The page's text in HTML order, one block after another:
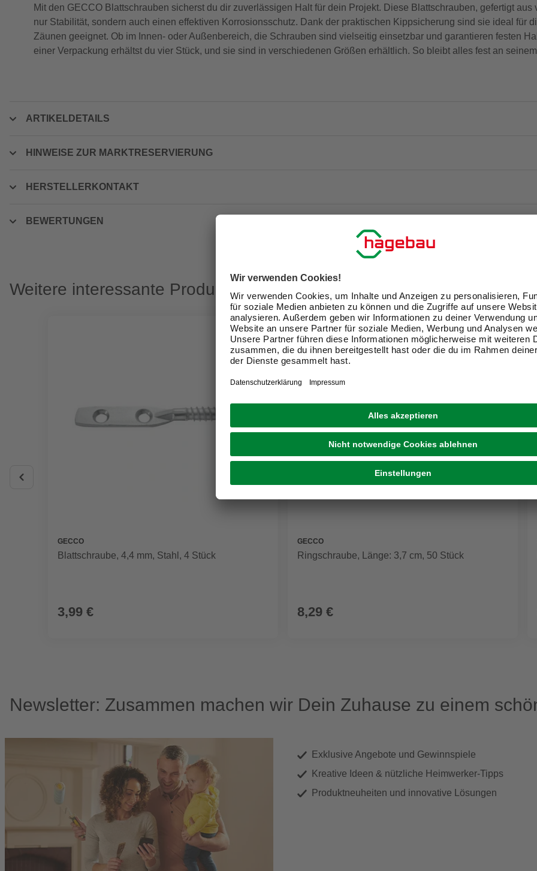
Mit den GECCO Blattschrauben sicherst du dir zuverlässigen Halt für dein Projekt. Diese Blattschrauben, gefertigt
nur Stabilität, sondern auch einen effektiven Korrosionsschutz. Dank der praktischen Kippsicherung sind sie ideal für
Zäunen geeignet. Ob im Innen- oder Außenbereich, die Schrauben sind vielseitig einsetzbar und garantieren festen
einer Verpackung erhältst du vier Stück, und sie sind in verschiedenen Größen erhältlich. So bleibt alles fest an
ARTIKELDETAILS
HINWEISE ZUR MARKTRESERVIERUNG
HERSTELLERKONTAKT
BEWERTUNGEN
Weitere interessante Produkte
GECCO
Blattschraube, 4,4 mm, Stahl, 4 Stück
3,99 €
GECCO
Ringschraube, Länge: 3,7 cm, 50 Stück
8,29 €
Newsletter: Zusammen machen wir Dein Zuhause zu einem
Exklusive Angebote und Gewinnspiele
Kreative Ideen & nützliche Heimwerker-Tipps
Produktneuheiten und innovative Lösungen